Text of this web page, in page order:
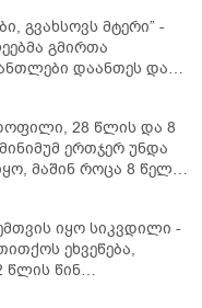
გვახსოვს მტერი” -
გმირთა
დაანთეს და
პატივი მიაგეს
28 წლის და 8
ერთჯერ უნდა
მაშინ როცა 8 წელი
- იპოვონ ერთი
კუპატაძეიყო სიკვდილი -
ეხვეწება,
წლის წინ
დედა